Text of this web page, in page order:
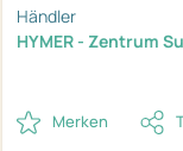
Händler
HYMER - Zentrum
Merken